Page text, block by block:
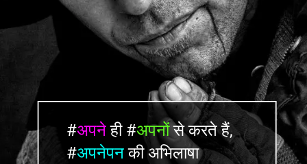
#अपनेही #अपनोंसे करते हैं,
#अपनेपनकी अभिलाषा